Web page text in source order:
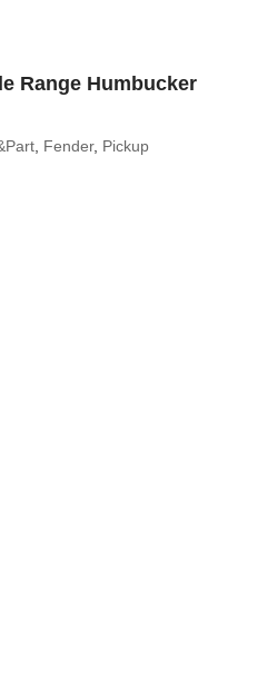
Range Humbucker
Fender, Pickup